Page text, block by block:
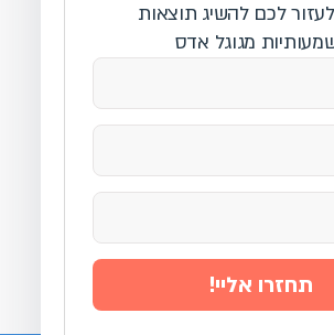
לעזור לכם להשיג תוצאות
מגוגל אדס
תחזרו אליי!